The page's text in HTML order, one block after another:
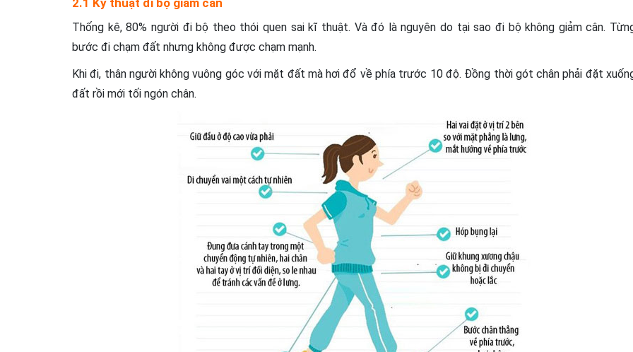
2.1 Kỹ thuật đi bộ giảm cân
Thống kê, 80% người đi bộ theo thói quen sai kĩ thuật. Và đó là nguyên do tại sao đi bộ không giảm cân.
bước đi chạm đất nhưng không được chạm mạnh.
Khi đi, thân người không vuông góc với mặt đất mà hơi đổ về phía trước 10 độ. Đồng thời gót chân phải đặt
đất rồi mới tối ngón chân.